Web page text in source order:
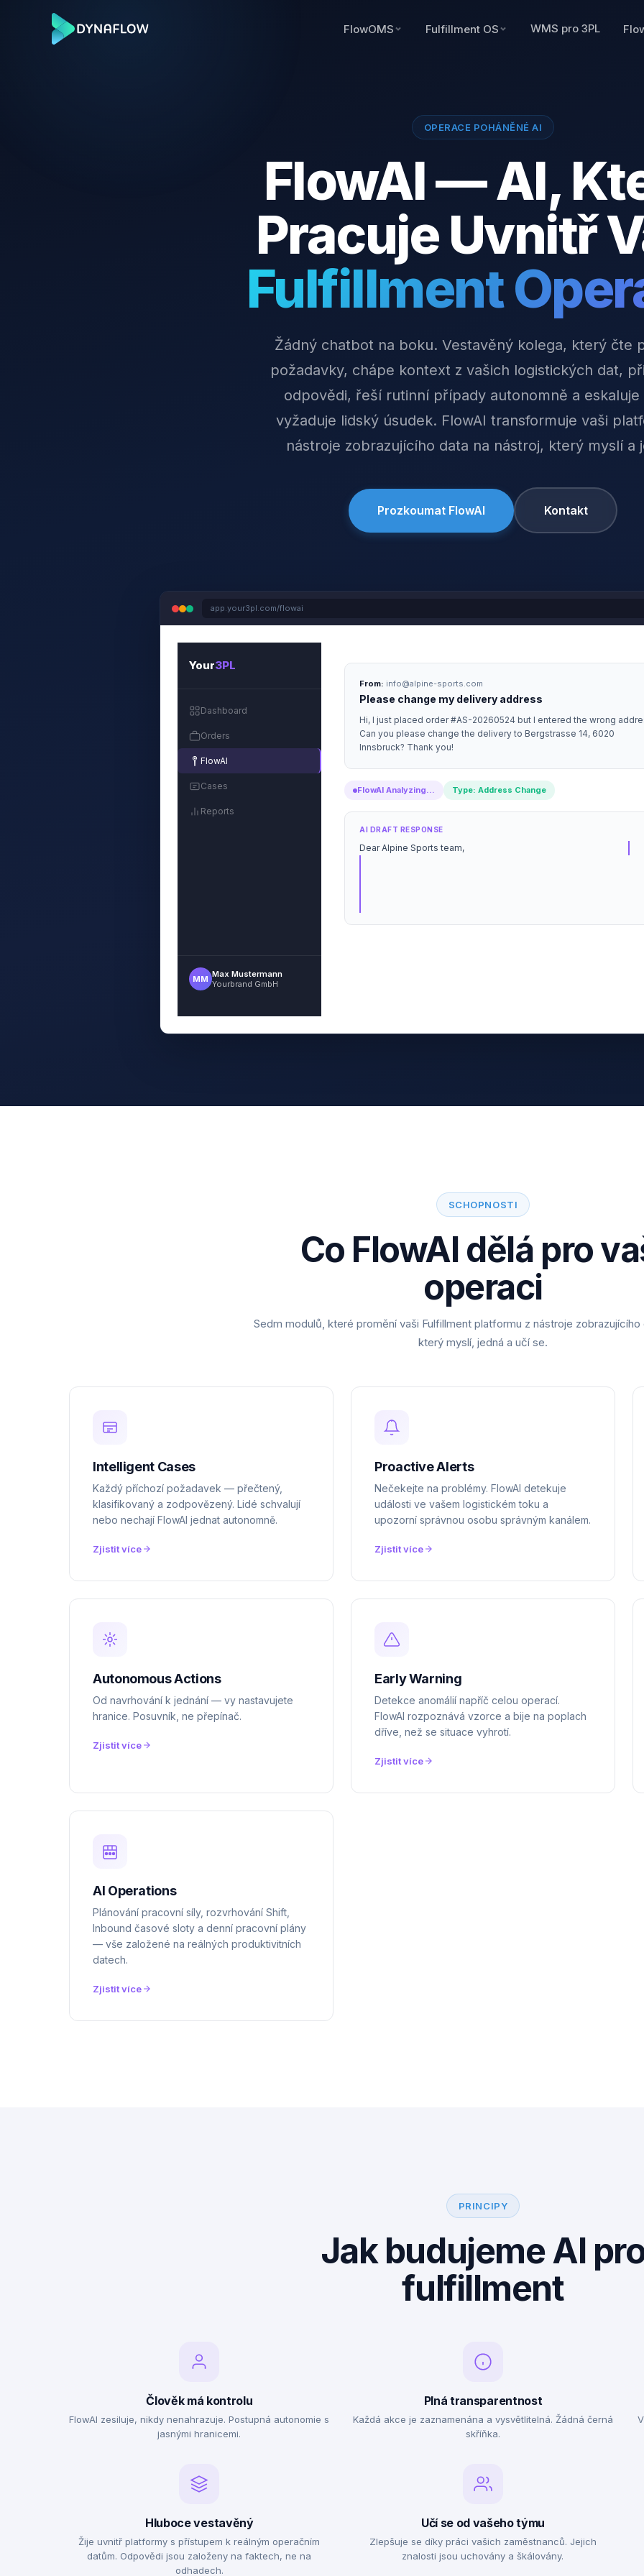
FlowOMS Fulfillment OS WMS pro 3PL
OPERACE POHÁNĚNÉ AI
FlowAI — AI,
Pracuje Uvnitř
Fulfillment
Žádný chatbot na boku. Vestavěný kolega, který čte
požadavky, chápe kontext z vašich logistických dat,
odpovědi, řeší rutinní případy autonomně a eskaluje
vyžaduje lidský úsudek. FlowAI transformuje vaši
nástroje zobrazujícího data na nástroj, který myslí a
Prozkoumat FlowAI Kontakt
app.your3pl.com/flowai
Your3PL
Dashboard
Orders
FlowAI
Cases
Reports
MM
Max Mustermann
From: info@alpine-sports.com
Please change my delivery address
Hi, I just placed order #AS-20260524 but I entered the wrong
Can you please change the delivery to Bergstrasse 14, 6020
Innsbruck? Thank you!
FlowAI Analyzing... Type: Address Change
AI DRAFT RESPONSE
Dear Alpine Sports team,
SCHOPNOSTI
Co FlowAI dělá pro
operaci
Sedm modulů, které promění vaši Fulfillment platformu z nástroje
Intelligent Cases
Každý příchozí požadavek — přečtený,
klasifikovaný a zodpovězený. Lidé schvalují
Proactive Alerts
Nečekejte na problémy. FlowAI detekuje
události ve vašem logistickém toku a
Autonomous Actions
Od navrhování k jednání — vy nastavujete
Early Warning
Detekce anomálií napříč celou operací.
FlowAI rozpoznává vzorce a bije na poplach
AI Operations
Plánování pracovní síly, rozvrhování Shift,
Inbound časové sloty a denní pracovní plány
— vše založené na reálných produktivitních
PRINCIPY
Jak budujeme AI
fulfillment
Člověk má kontrolu
FlowAI zesiluje, nikdy nenahrazuje. Postupná autonomie s
Plná transparentnost
Každá akce je zaznamenána a vysvětlitelná. Žádná černá
Hluboce vestavěný
Žije uvnitř platformy s přístupem k reálným operačním
datům. Odpovědi jsou založeny na faktech, ne na
Učí se od vašeho týmu
Zlepšuje se díky práci vašich zaměstnanců. Jejich